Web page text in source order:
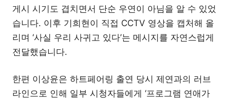
게시 시기도 겹치면서 단순 우연이 아님을 알 수 있었
습니다. 이후 기희현이 직접 CCTV 영상을 캡처해 올
리며 ‘사실 우리 사귀고 있다’는 메시지를 자연스럽게
전달했습니다.
한편 이상윤은 하트페어링 출연 당시 제연과의 러브
라인으로 인해 일부 시청자들에게 ‘프로그램 연애가